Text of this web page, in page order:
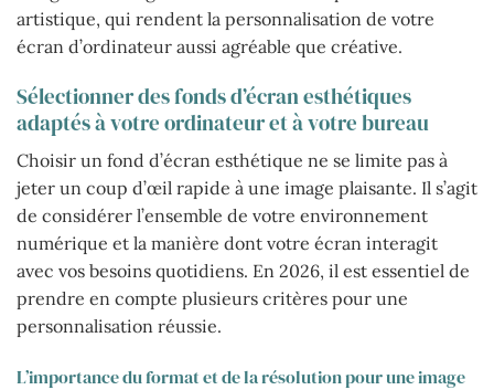
artistique, qui rendent la personnalisation de votre
écran d’ordinateur aussi agréable que créative.
Sélectionner des fonds d’écran esthétiques
adaptés à votre ordinateur et à votre bureau
Choisir un fond d’écran esthétique ne se limite pas à
jeter un coup d’œil rapide à une image plaisante. Il s’agit
de considérer l’ensemble de votre environnement
numérique et la manière dont votre écran interagit
avec vos besoins quotidiens. En 2026, il est essentiel de
prendre en compte plusieurs critères pour une
personnalisation réussie.
L’importance du format et de la résolution pour une image